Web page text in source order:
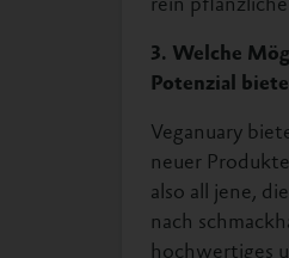
3. Welche
Potenzial
Veganuary
neuer
also all jene,
nach
hochwertiges